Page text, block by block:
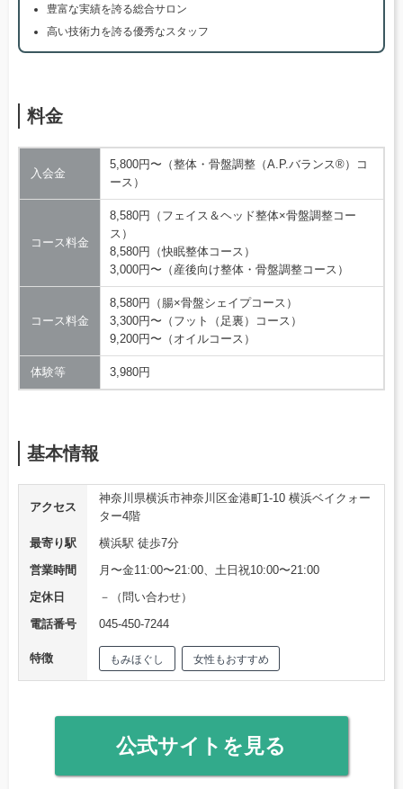
豊富な実績を誇る総合サロン
高い技術力を誇る優秀なスタッフ
料金
入会金
5,800円〜（整体・骨盤調整（A.P.バランス®）コ
ース）
コース料金
8,580円（フェイス＆ヘッド整体×骨盤調整コー
ス）
8,580円（快眠整体コース）
3,000円〜（産後向け整体・骨盤調整コース）
コース料金
8,580円（腸×骨盤シェイプコース）
3,300円〜（フット（足裏）コース）
9,200円〜（オイルコース）
体験等 3,980円
基本情報
アクセス
神奈川県横浜市神奈川区金港町1-10 横浜ベイクォー
ター4階
最寄り駅
横浜駅 徒歩7分
営業時間
月〜金11:00〜21:00、土日祝10:00〜21:00
定休日
－（問い合わせ）
電話番号
045-450-7244
特徴 もみほぐし 女性もおすすめ
公式サイトを見る